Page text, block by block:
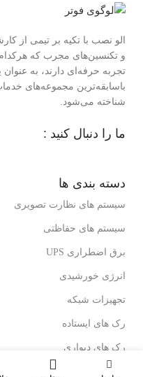
الو نصب با تکیه بر تیمی از
تجربه حرفه‌ای دارند، به عنوان
باسابقه‌ترین مجموعه‌های
شناخته می‌شود.
ما را دنبال کنید :
دسته بندی ها
سیستم های نظارت تصویری
سیستم های حفاظتی
برق اضطراری UPS
انرژی خورشیدی
تجهیزات شبکه
رک های ایستاده
رک های دیواری
درباز کن های تصویری